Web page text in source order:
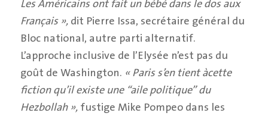
Français »,dit Pierre Issa, secrétaire général du
Bloc national, autre parti alternatif.
L’approche inclusive de l’Elysée n’est pas du
goût de Washington. « Paris s’en tient àcette
fiction qu’il existe une “aile politique” du
Hezbollah »,fustige Mike Pompeo dans les